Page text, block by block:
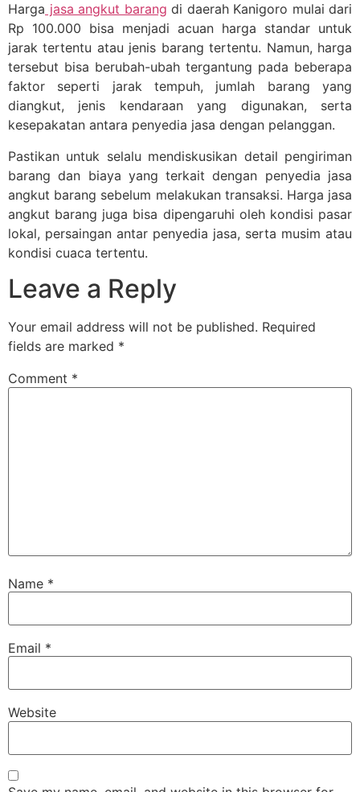
Harga jasa angkut barang di daerah Kanigoro mulai dari
Rp 100.000 bisa menjadi acuan harga standar untuk
jarak tertentu atau jenis barang tertentu. Namun, harga
tersebut bisa berubah-ubah tergantung pada beberapa
faktor seperti jarak tempuh, jumlah barang yang
diangkut, jenis kendaraan yang digunakan, serta
kesepakatan antara penyedia jasa dengan pelanggan.
Pastikan untuk selalu mendiskusikan detail pengiriman
barang dan biaya yang terkait dengan penyedia jasa
angkut barang sebelum melakukan transaksi. Harga jasa
angkut barang juga bisa dipengaruhi oleh kondisi pasar
lokal, persaingan antar penyedia jasa, serta musim atau
kondisi cuaca tertentu.
Leave a Reply
Your email address will not be published. Required
fields are marked *
Comment *
Name *
Email *
Website